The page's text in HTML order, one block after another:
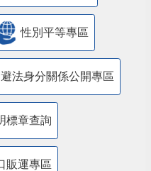
性別平等專區
法身分關係公開專區
標章查詢
販運專區